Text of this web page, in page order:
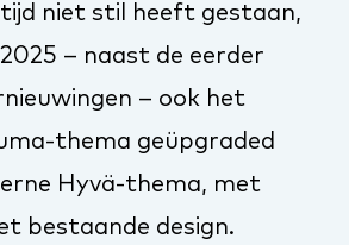
tijd niet stil heeft gestaan,
– naast de eerder
– ook het
thema geüpgraded
Hyvä-thema, met
bestaande design.